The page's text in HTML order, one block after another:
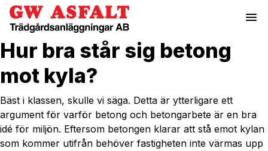
menu
Hur bra står sig betong
mot kyla?
Bäst i klassen, skulle vi säga. Detta är ytterligare ett
argument för varför betong och betongarbete är en bra
idé för miljön. Eftersom betongen klarar att stå emot kylan
som kommer utifrån behöver fastigheten inte värmas upp